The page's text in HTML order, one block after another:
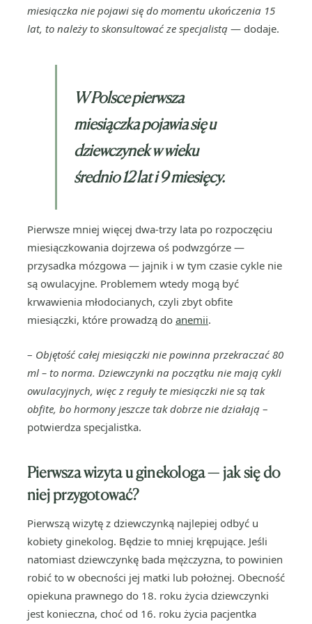
miesiączka nie pojawi się do momentu ukończenia 15
lat, to należy to skonsultować ze specjalistą — dodaje.
W Polsce pierwsza
miesiączka pojawia się u
dziewczynek w wieku
średnio 12 lat i 9 miesięcy.
Pierwsze mniej więcej dwa-trzy lata po rozpoczęciu
miesiączkowania dojrzewa oś podwzgórze —
przysadka mózgowa — jajnik i w tym czasie cykle nie
są owulacyjne. Problemem wtedy mogą być
krwawienia młodocianych, czyli zbyt obfite
miesiączki, które prowadzą do anemii.
– Objętość całej miesiączki nie powinna przekraczać 80
ml – to norma. Dziewczynki na początku nie mają cykli
owulacyjnych, więc z reguły te miesiączki nie są tak
obfite, bo hormony jeszcze tak dobrze nie działają –
potwierdza specjalistka.
Pierwsza wizyta u ginekologa — jak się do
niej przygotować?
Pierwszą wizytę z dziewczynką najlepiej odbyć u
kobiety ginekolog. Będzie to mniej krępujące. Jeśli
natomiast dziewczynkę bada mężczyzna, to powinien
robić to w obecności jej matki lub położnej. Obecność
opiekuna prawnego do 18. roku życia dziewczynki
jest konieczna, choć od 16. roku życia pacjentka